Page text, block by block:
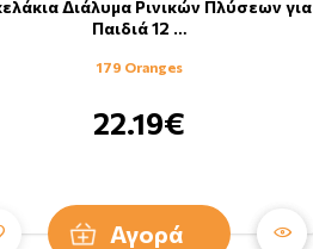
Διάλυμα Ρινικών Πλύσεων για
Παιδιά 12 …
179 Oranges
22.19€
Αγορά